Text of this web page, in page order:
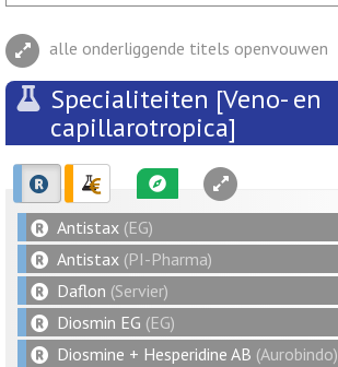
alle onderliggende titels openvouwen
Specialiteiten [Veno- en
capillarotropica]
Antistax (EG)
Antistax (PI-Pharma)
Daflon (Servier)
Diosmin EG (EG)
Diosmine + Hesperidine AB (Aurobindo)